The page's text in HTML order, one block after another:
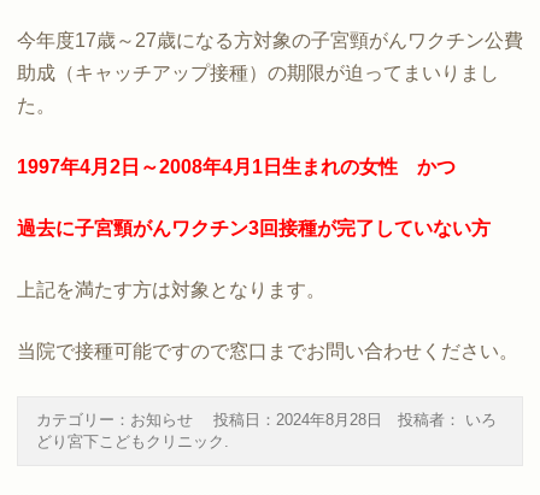
今年度17歳～27歳になる方対象の子宮頸がんワクチン公費
助成（キャッチアップ接種）の期限が迫ってまいりまし
た。
1997年4月2日～2008年4月1日生まれの女性 かつ
過去に子宮頸がんワクチン3回接種が完了していない方
上記を満たす方は対象となります。
当院で接種可能ですので窓口までお問い合わせください。
カテゴリー： お知らせ 投稿日： 2024年8月28日 投稿者： いろ
どり宮下こどもクリニック